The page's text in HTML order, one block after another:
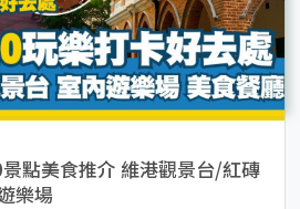
點美食推介 維港觀景台/紅磚
樂場